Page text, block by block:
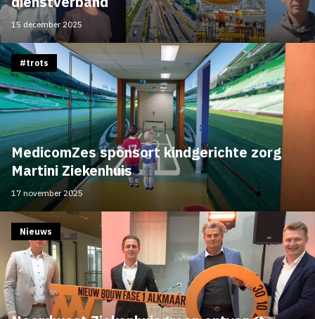
15 december 2025
MedicomZes sponsort kindgerichte zorg
Martini Ziekenhuis
#trots
17 november 2025
Nieuws